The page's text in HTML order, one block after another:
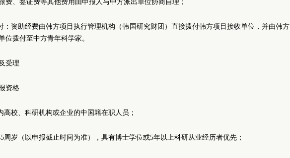
费、签证费等其他费用由申报人与中方派出单位协商自理；
：资助经费由韩方项目执行管理机构（韩国研究财团）直接拨付韩方项目接收单位，并由韩方
位拨付至中方青年科学家。
受理
资格
高校、科研机构或企业的中国籍在职人员；
周岁（以申报截止时间为准），具有博士学位或5年以上科研从业经历者优先；